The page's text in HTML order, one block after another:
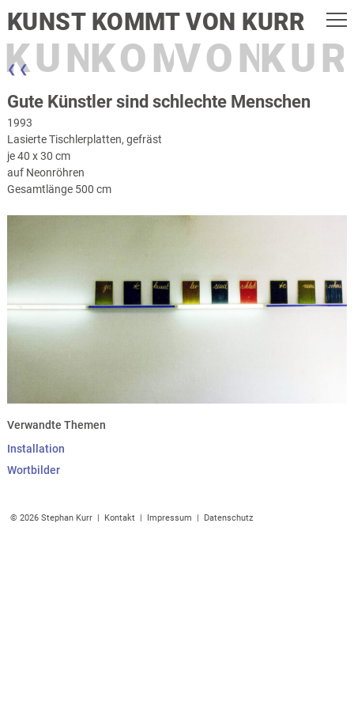
KUNST KOMMT VON KURR
KUNSTKOMMT
VON
❮ ❮
Gute Künstler sind schlechte Menschen
1993
Lasierte Tischlerplatten, gefräst
je 40 x 30 cm
auf Neonröhren
Gesamtlänge 500 cm
Verwandte Themen
Installation
Wortbilder
© 2026 Stephan Kurr | Kontakt Impressum Datenschutz